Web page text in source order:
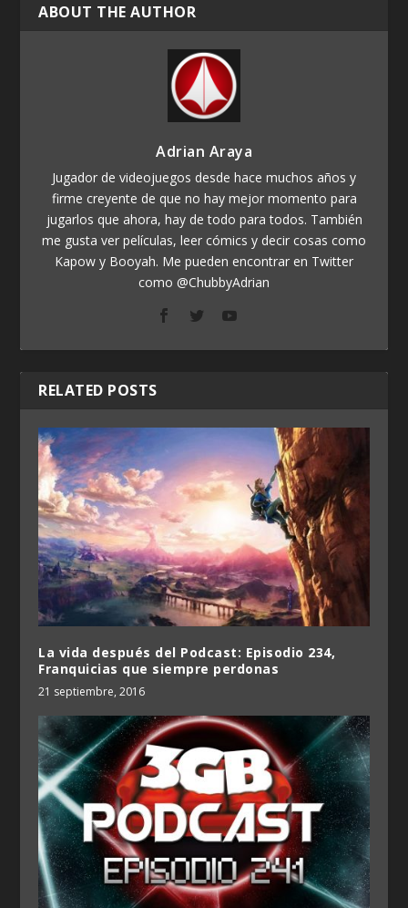
ABOUT THE AUTHOR
Adrian Araya
Jugador de videojuegos desde hace muchos años y
firme creyente de que no hay mejor momento para
jugarlos que ahora, hay de todo para todos. También
me gusta ver películas, leer cómics y decir cosas como
Kapow y Booyah. Me pueden encontrar en Twitter
como @ChubbyAdrian
RELATED POSTS
La vida después del Podcast: Episodio 234,
Franquicias que siempre perdonas
21 septiembre, 2016